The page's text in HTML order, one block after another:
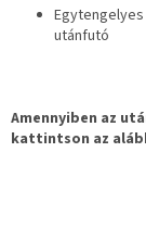
utánfutó
Amennyiben az
kattintson az